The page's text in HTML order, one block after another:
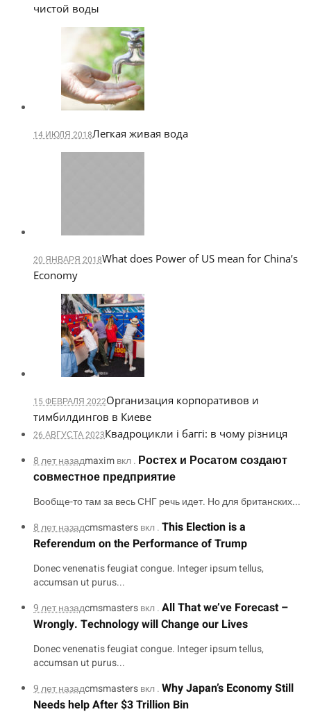
чистой воды
14 ИЮЛЯ 2018Легкая живая вода
20 ЯНВАРЯ 2018What does Power of US mean for China’s
Economy
15 ФЕВРАЛЯ 2022Организация корпоративов и
тимбилдингов в Киеве
26 АВГУСТА 2023Квадроцикли і баггі: в чому різниця
8 лет назадmaximвкл . Ростех и Росатом создают
совместное предприятие
Вообще-то там за весь СНГ речь идет. Но для британских...
8 лет назадcmsmastersвкл .This Election is a
Referendum on the Performance of Trump
Donec venenatis feugiat congue. Integer ipsum tellus,
accumsan ut purus...
9 лет назадcmsmastersвкл .All That we’ve Forecast –
Wrongly. Technology will Change our Lives
Donec venenatis feugiat congue. Integer ipsum tellus,
accumsan ut purus...
9 лет назадcmsmastersвкл .Why Japan’s Economy Still
Needs help After $3 Trillion Bin